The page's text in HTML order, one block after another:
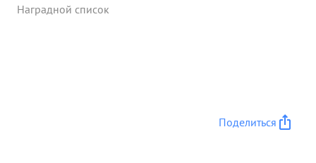
Наградной список
Поделиться